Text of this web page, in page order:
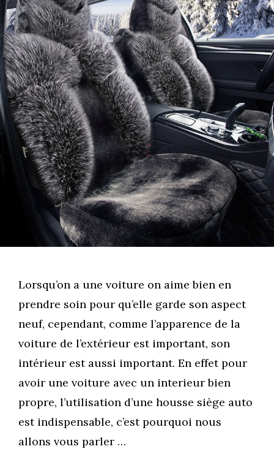
Lorsqu’on a une voiture on aime bien en
prendre soin pour qu’elle garde son aspect
neuf, cependant, comme l’apparence de la
voiture de l’extérieur est important, son
intérieur est aussi important. En effet pour
avoir une voiture avec un interieur bien
propre, l’utilisation d’une housse siège auto
est indispensable, c’est pourquoi nous
allons vous parler …